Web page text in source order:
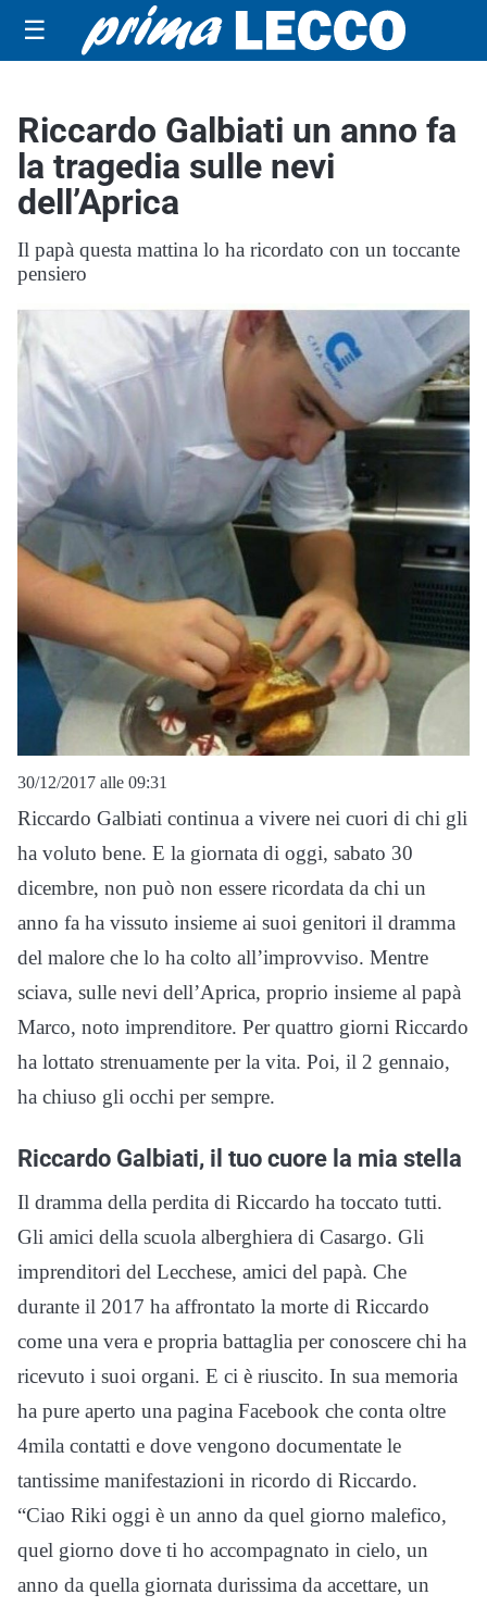
☰
Riccardo Galbiati un anno fa
la tragedia sulle nevi
dell’Aprica
Il papà questa mattina lo ha ricordato con un toccante
pensiero
30/12/2017 alle 09:31
Riccardo Galbiati continua a vivere nei cuori di chi gli
ha voluto bene. E la giornata di oggi, sabato 30
dicembre, non può non essere ricordata da chi un
anno fa ha vissuto insieme ai suoi genitori il dramma
del malore che lo ha colto all’improvviso. Mentre
sciava, sulle nevi dell’Aprica, proprio insieme al papà
Marco, noto imprenditore. Per quattro giorni Riccardo
ha lottato strenuamente per la vita. Poi, il 2 gennaio,
ha chiuso gli occhi per sempre.
Riccardo Galbiati, il tuo cuore la mia stella
Il dramma della perdita di Riccardo ha toccato tutti.
Gli amici della scuola alberghiera di Casargo. Gli
imprenditori del Lecchese, amici del papà. Che
durante il 2017 ha affrontato la morte di Riccardo
come una vera e propria battaglia per conoscere chi ha
ricevuto i suoi organi. E ci è riuscito. In sua memoria
ha pure aperto una pagina Facebook che conta oltre
4mila contatti e dove vengono documentate le
tantissime manifestazioni in ricordo di Riccardo.
“Ciao Riki oggi è un anno da quel giorno malefico,
quel giorno dove ti ho accompagnato in cielo, un
anno da quella giornata durissima da accettare, un